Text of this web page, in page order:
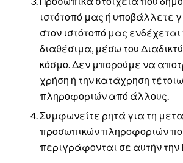
ιστότοπό μας ή υποβάλλετε
στον ιστότοπό μας ενδέχεται
διαθέσιμα, μέσω του
κόσμο. Δεν μπορούμε να
χρήση ή την κατάχρηση
πληροφοριών από άλλους.
Συμφωνείτε ρητά για τη
προσωπικών πληροφοριών
περιγράφονται σε αυτήν την